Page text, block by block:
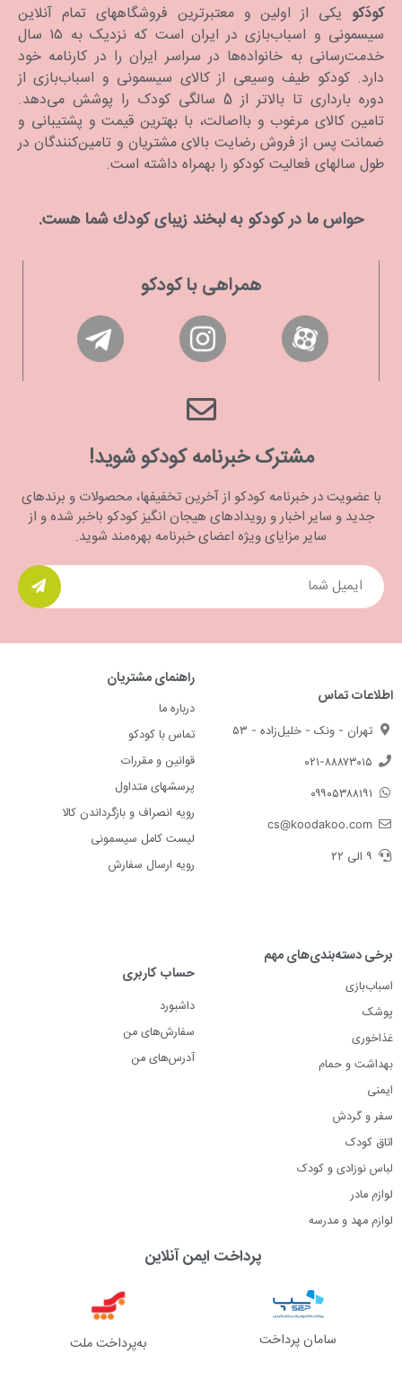
کودَکو یکی از اولین و معتبرترین فروشگاههای تمام آنلاین
سیسمونی و اسباب‌بازی در ایران است که نزدیک به ۱۵ سال
خدمت‌رسانی به خانواده‌ها در سراسر ایران را در کارنامه خود
دارد. كودكو طیف وسیعی از کالای سیسمونی و اسباب‌بازی از
دوره بارداری تا بالاتر از 5 سالگی کودک را پوشش می‌دهد.
تامین کالای مرغوب و بااصالت، با بهترین قیمت و پشتیبانی و
ضمانت پس از فروش رضایت بالای مشتریان و تامین‌کنندگان در
طول سالهای فعالیت کودکو را بهمراه داشته است.
حواس ما در كودكو به لبخند زیبای كودك شما هست.
همراهی با کودکو
مشترک خبرنامه کودکو شوید!
با عضویت در خبرنامه کودکو از آخرین تخفیفها، محصولات و برندهای
جدید و سایر اخبار و رویدادهای هیجان انگیز کودکو باخبر شده و از
سایر مزایای ویژه اعضای خبرنامه بهره‌مند شوید.
اطلاعات تماس
تهران - ونک - خلیل‌زاده - ۵۳
۰۲۱-۸۸۸۷۳۰۱۵
۰۹۹۰۵۳۸۸۱۹۱
cs@koodakoo.com
۹ الی ۲۲
راهنمای مشتریان
درباره ما
تماس با کودکو
قوانین و مقررات
پرسشهای متداول
رویه انصراف و بازگرداندن کالا
لیست کامل سیسمونی
رویه ارسال سفارش
برخی دسته‌بندی‌های مهم
اسباب‌بازی
پوشک
غذاخوری
بهداشت و حمام
ایمنی
سفر و گردش
اتاق کودک
لباس نوزادی و کودک
لوازم مادر
لوازم مهد و مدرسه
حساب کاربری
داشبورد
سفارش‌های من
آدرس‌های من
پرداخت ایمن آنلاین
سامان پرداخت به‌پرداخت ملت